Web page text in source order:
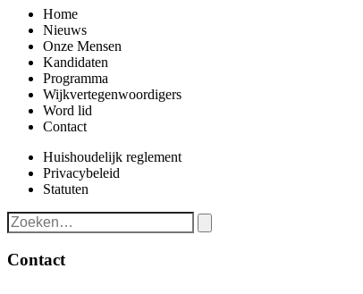
Home
Nieuws
Onze Mensen
Kandidaten
Programma
Wijkvertegenwoordigers
Word lid
Contact
Huishoudelijk reglement
Privacybeleid
Statuten
Contact